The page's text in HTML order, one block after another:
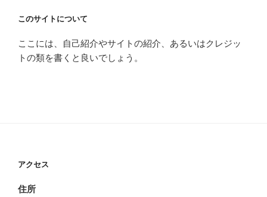
このサイトについて
ここには、自己紹介やサイトの紹介、あるいはクレジッ
トの類を書くと良いでしょう。
アクセス
住所